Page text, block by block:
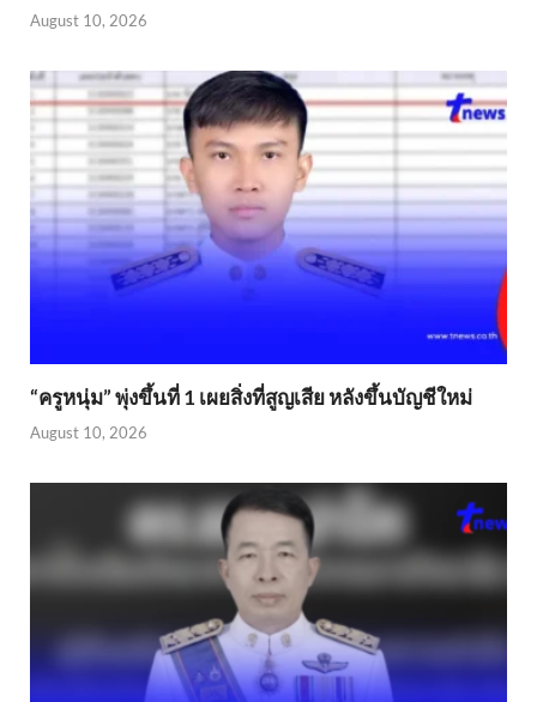
August 10, 2026
“ครูหนุ่ม” พุ่งขึ้นที่ 1 เผยสิ่งที่สูญเสีย หลังขึ้นบัญชีใหม่
August 10, 2026